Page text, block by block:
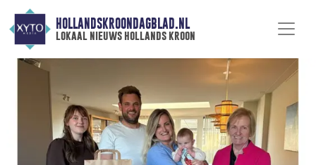
HOLLANDSKROONDAGBLAD.NL
lokaal nieuws hollands kroon